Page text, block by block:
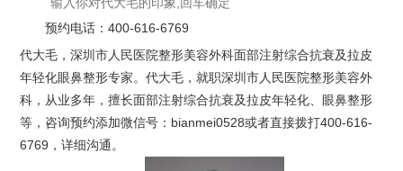
预约电话：400-616-6769
代大毛，深圳市人民医院整形美容外科面部注射综合抗衰及拉皮
年轻化眼鼻整形专家。代大毛，就职深圳市人民医院整形美容外
科，从业多年，擅长面部注射综合抗衰及拉皮年轻化、眼鼻整形
等，咨询预约添加微信号：bianmei0528或者直接拨打400-616-
6769，详细沟通。